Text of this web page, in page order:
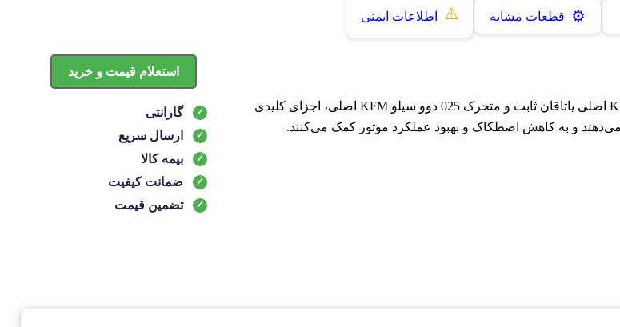
⚙️ قطعات مشابه ⚠️ اطلاعات ایمنی
یاتاقان ثابت و متحرک 025 دوو سیلو KFM اصلی یاتاقان ثابت و متحرک 025 دوو سیلو KFM اصلی، اجزای کلیدی
و به کاهش اصطکاک و بهبود عملکرد موتور کمک می‌کنند.
استعلام قیمت و خرید
گارانتی
ارسال سریع
بیمه کالا
ضمانت کیفیت
تضمین قیمت